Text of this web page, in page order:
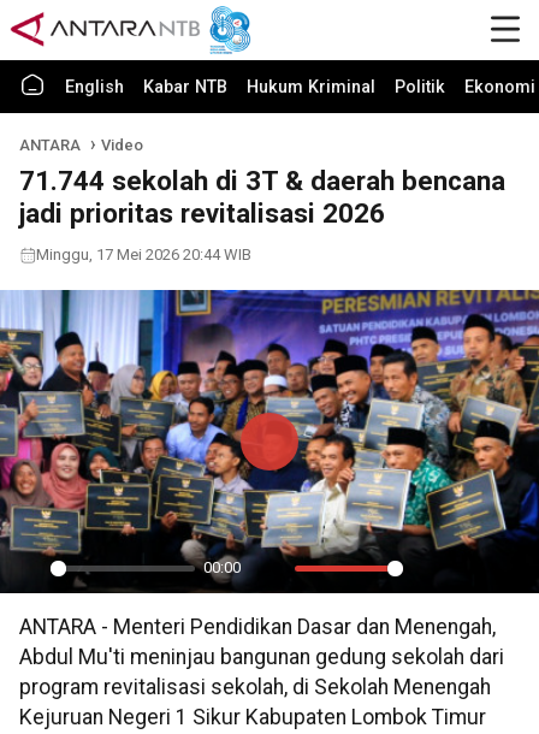
English Kabar NTB Hukum Kriminal Politik
ANTARA Video
71.744 sekolah di 3T & daerah bencana
jadi prioritas revitalisasi 2026
Minggu, 17 Mei 2026 20:44 WIB
Play
00:00
Mute Settings
PIP
Play
ANTARA - Menteri Pendidikan Dasar dan Menengah,
Abdul Mu'ti meninjau bangunan gedung sekolah dari
program revitalisasi sekolah, di Sekolah Menengah
Kejuruan Negeri 1 Sikur Kabupaten Lombok Timur